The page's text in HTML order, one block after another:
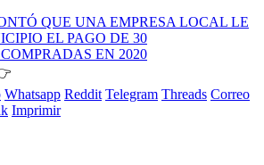
QUE UNA EMPRESA LOCAL LE
EL PAGO DE 30
EN 2020
Whatsapp Reddit Telegram Threads Correo
Imprimir